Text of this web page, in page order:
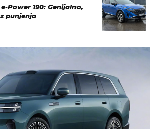
Power 190: Genijalno,
punjenja